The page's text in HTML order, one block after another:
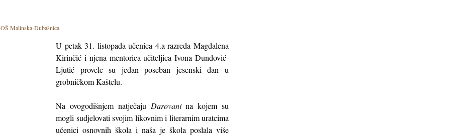
OŠ Malinska-Dubašnica
U petak 31. listopada učenica 4.a razreda Magdalena
Kirinčić i njena mentorica učiteljica Ivona Dundović-
Ljutić provele su jedan poseban jesenski dan u
grobničkom Kaštelu.
Na ovogodišnjem natječaju Darovanina kojem su
mogli sudjelovati svojim likovnim i literarnim uratcima
učenici osnovnih škola i naša je škola poslala više